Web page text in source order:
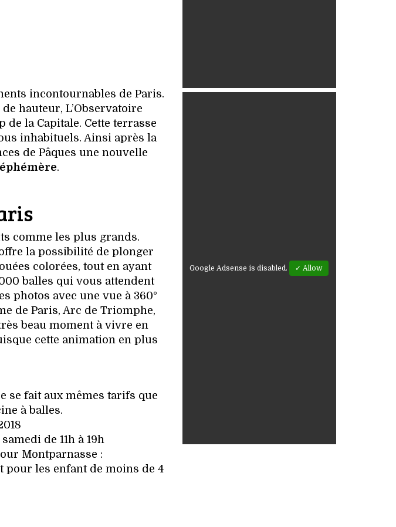
incontournables de Paris.
hauteur, L’Observatoire
la Capitale. Cette terrasse
inhabituels. Ainsi après la
de Pâques une nouvelle
.
comme les plus grands.
la possibilité de plonger
colorées, tout en ayant
balles qui vous attendent
photos avec une vue à 360°
de Paris, Arc de Triomphe,
beau moment à vivre en
cette animation en plus
se fait aux mêmes tarifs que
à balles.
de 11h à 19h
Montparnasse :
pour les enfant de moins de 4
Google Adsense is disabled. ✓ Allow